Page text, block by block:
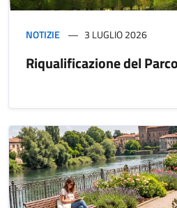
NOTIZIE 3 LUGLIO 2026
Riqualificazione del